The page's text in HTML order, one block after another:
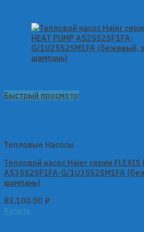
Быстрый просмотр
Тепловые Насосы
Тепловой насос Haier серии FLEXIS
AS35S2SF1FA-G/1U35S2SM1FA
шампань)
83,100.00 ₽
Купить